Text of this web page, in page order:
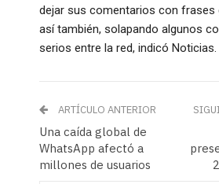
dejar sus comentarios con frases
así también, solapando algunos
serios entre la red, indicó Noticias.
ARTÍCULO ANTERIOR
Una caída global de
WhatsApp afectó a
millones de usuarios